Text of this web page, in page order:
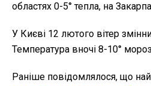
областях 0-5° тепла, на
У Києві 12 лютого вітер
Температура вночі 8-10°
Раніше повідомлялося, що